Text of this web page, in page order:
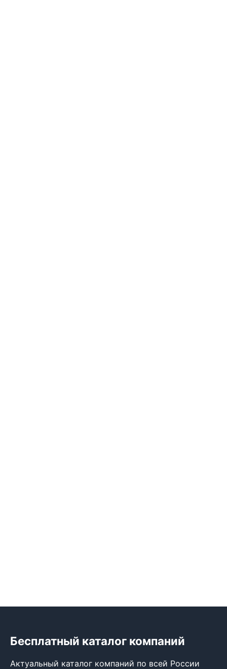
Бесплатный каталог компаний
Актуальный каталог компаний по всей России